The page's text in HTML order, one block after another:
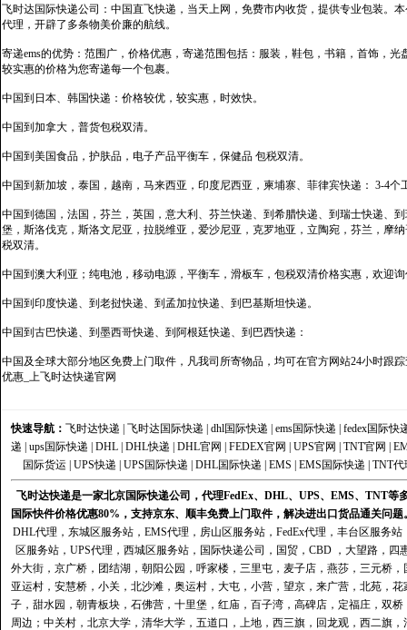
飞时达国际快递公司：中国直飞快递，当天上网，免费市内收货，提供专业包装。
代理，开辟了多条物美价廉的航线。
寄递ems的优势：范围广，价格优惠，寄递范围包括：服装，鞋包，书籍，首饰，
较实惠的价格为您寄递每一个包裹。
中国到日本、韩国快递：价格较优，较实惠，时效快。
中国到加拿大，普货包税双清。
中国到美国食品，护肤品，电子产品平衡车，保健品 包税双清。
中国到新加坡，泰国，越南，马来西亚，印度尼西亚，柬埔寨、菲律宾快递： 3-4个
中国到德国，法国，芬兰，英国，意大利、芬兰快递、到希腊快递、到瑞士快递、
堡，斯洛伐克，斯洛文尼亚，拉脱维亚，爱沙尼亚，克罗地亚，立陶宛，芬兰，摩
税双清。
中国到澳大利亚；纯电池，移动电源，平衡车，滑板车，包税双清价格实惠，欢迎
中国到印度快递、到老挝快递、到孟加拉快递、到巴基斯坦快递。
中国到古巴快递、到墨西哥快递、到阿根廷快递、到巴西快递：
中国及全球大部分地区免费上门取件，凡我司所寄物品，均可在官方网站24小时跟
优惠_上飞时达快递官网
快速导航： 飞时达快递 飞时达国际快递 dhl国际快递 ems国际快递
fedex国际快
递
ups国际快递 DHL DHL快递 DHL官网 FEDEX官网 UPS官网 TNT官网
国际货运| UPS快递 UPS国际快递 DHL国际快递 EMS EMS国际快递 TNT代
飞时达快递是一家北京国际快递公司，代理FedEx、DHL、UPS、EMS、TNT
国际快件价格优惠80%，支持京东、顺丰免费上门取件，解决进出口货品通关问题
DHL代理 ， 东城区服务站 ， EMS代理 ， 房山区服务站 ， FedEx代理 ， 丰台区服务站
区服务站， UPS代理 ， 西城区服务站， 国际快递公司 ，国贸，CBD ，大望路，
外大街，京广桥，团结湖，朝阳公园，呼家楼，三里屯，麦子店，燕莎，三元桥
亚运村，安慧桥，小关，北沙滩，奥运村，大屯，小营，望京，来广营，北苑，
子，甜水园，朝青板块，石佛营，十里堡，红庙，百子湾，高碑店，定福庄，双
周边；中关村，北京大学，清华大学，五道口，上地，西三旗，回龙观，西二旗